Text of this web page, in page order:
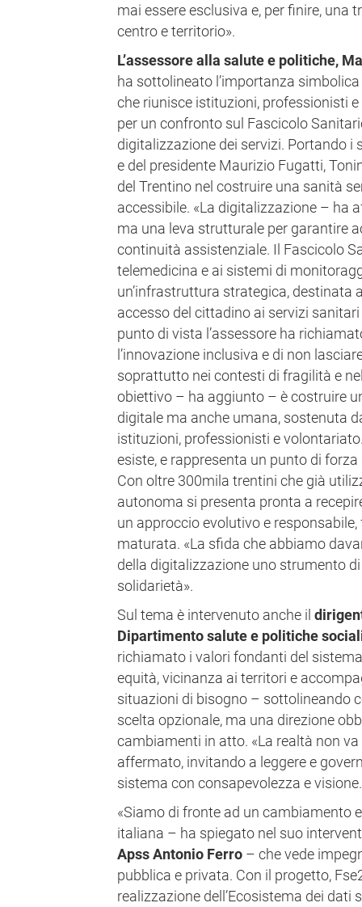
mai essere esclusiva e, per finire, una
centro e territorio».
L’assessore alla salute e politiche,
ha sottolineato l’importanza
che riunisce istituzioni, professionisti
per un confronto sul Fascicolo
digitalizzazione dei servizi. Portando i
e del presidente Maurizio Fugatti,
del Trentino nel costruire una sanità
accessibile. «La digitalizzazione – ha
ma una leva strutturale per garantire
continuità assistenziale. Il Fascicolo
telemedicina e ai sistemi di
un’infrastruttura strategica, destinata
accesso del cittadino ai servizi
punto di vista l’assessore ha
l’innovazione inclusiva e di non
soprattutto nei contesti di fragilità e
obiettivo – ha aggiunto – è costruire
digitale ma anche umana, sostenuta
istituzioni, professionisti e
esiste, e rappresenta un punto di
Con oltre 300mila trentini che già
autonoma si presenta pronta a
un approccio evolutivo e responsabile,
maturata. «La sfida che abbiamo
della digitalizzazione uno strumento
solidarietà».
Sul tema è intervenuto anche il
Dipartimento salute e politiche
richiamato i valori fondanti del
equità, vicinanza ai territori e
situazioni di bisogno – sottolineando
scelta opzionale, ma una direzione
cambiamenti in atto. «La realtà non
affermato, invitando a leggere e
sistema con consapevolezza e visione.
«Siamo di fronte ad un cambiamento
italiana – ha spiegato nel suo
Apss Antonio Ferro – che vede
pubblica e privata. Con il progetto,
realizzazione dell’Ecosistema dei